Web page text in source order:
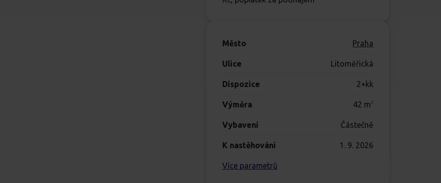
Město Praha
Ulice Litoměřická
Dispozice 2+kk
Výměra 42 m 2
Vybavení Částečně
K nastěhování 1. 9. 2026
Více parametrů